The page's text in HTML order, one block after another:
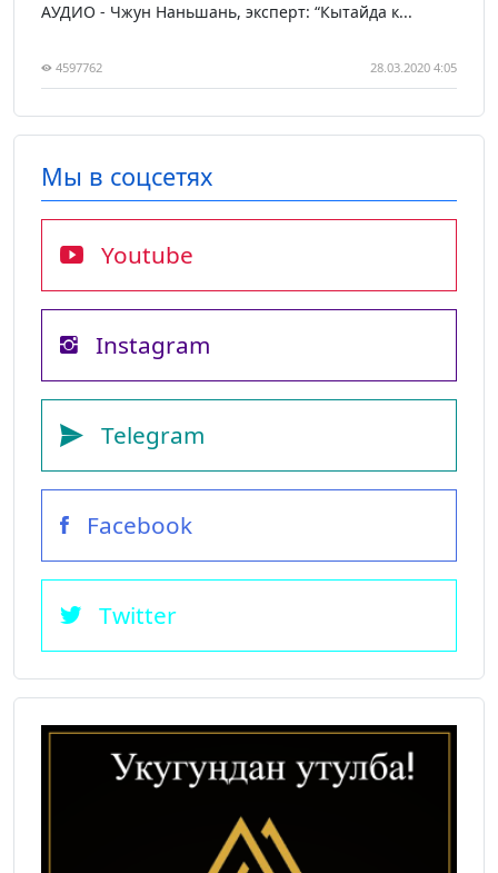
АУДИО - Чжун Наньшань, эксперт: “Кытайда к...
4597762 28.03.2020 4:05
Мы в соцсетях
Youtube
Instagram
Telegram
Facebook
Twitter